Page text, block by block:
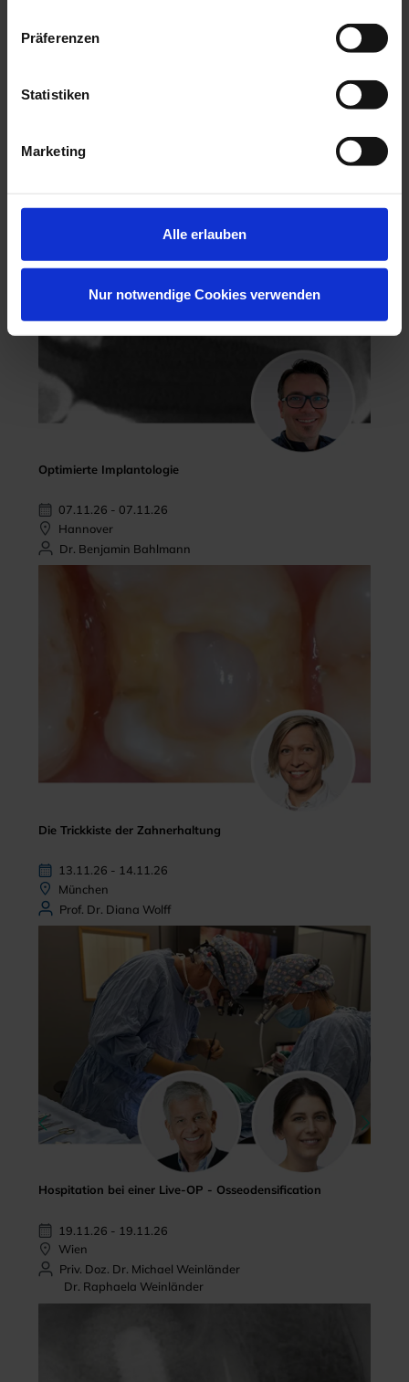
Präferenzen
Statistiken
Marketing
Alle erlauben
Nur notwendige Cookies verwenden
Hochästhetisches, nichtinvasives Veneering
Köln
Optimierte Implantologie
07.11.26 - 07.11.26
Hannover
Dr. Benjamin Bahlmann
Die Trickkiste der Zahnerhaltung
13.11.26 - 14.11.26
München
Prof. Dr. Diana Wolff
Hospitation bei einer Live-OP - Osseodensification
19.11.26 - 19.11.26
Wien
Priv. Doz. Dr. Michael Weinländer
Dr. Raphaela Weinländer